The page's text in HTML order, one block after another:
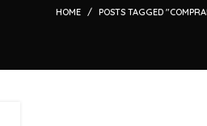
HOME POSTS TAGGED